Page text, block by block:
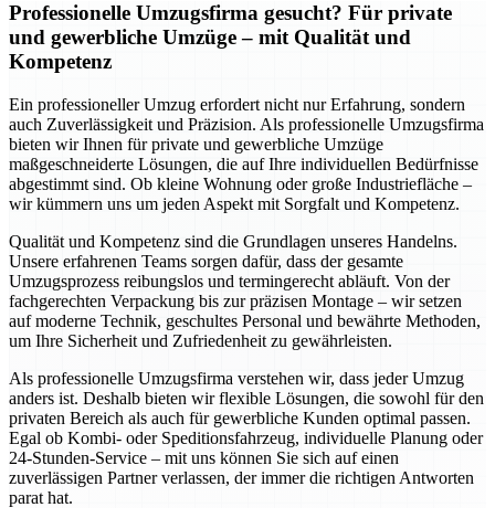
Professionelle Umzugsfirma gesucht? Für private
und gewerbliche Umzüge – mit Qualität und
Kompetenz
Ein professioneller Umzug erfordert nicht nur Erfahrung, sondern
auch Zuverlässigkeit und Präzision. Als professionelle Umzugsfirma
bieten wir Ihnen für private und gewerbliche Umzüge
maßgeschneiderte Lösungen, die auf Ihre individuellen Bedürfnisse
abgestimmt sind. Ob kleine Wohnung oder große Industriefläche –
wir kümmern uns um jeden Aspekt mit Sorgfalt und Kompetenz.
Qualität und Kompetenz sind die Grundlagen unseres Handelns.
Unsere erfahrenen Teams sorgen dafür, dass der gesamte
Umzugsprozess reibungslos und termingerecht abläuft. Von der
fachgerechten Verpackung bis zur präzisen Montage – wir setzen
auf moderne Technik, geschultes Personal und bewährte Methoden,
um Ihre Sicherheit und Zufriedenheit zu gewährleisten.
Als professionelle Umzugsfirma verstehen wir, dass jeder Umzug
anders ist. Deshalb bieten wir flexible Lösungen, die sowohl für den
privaten Bereich als auch für gewerbliche Kunden optimal passen.
Egal ob Kombi- oder Speditionsfahrzeug, individuelle Planung oder
24-Stunden-Service – mit uns können Sie sich auf einen
zuverlässigen Partner verlassen, der immer die richtigen Antworten
parat hat.